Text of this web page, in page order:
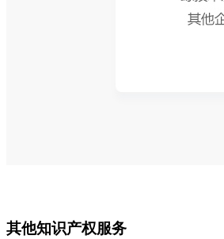
其他知识产权服务